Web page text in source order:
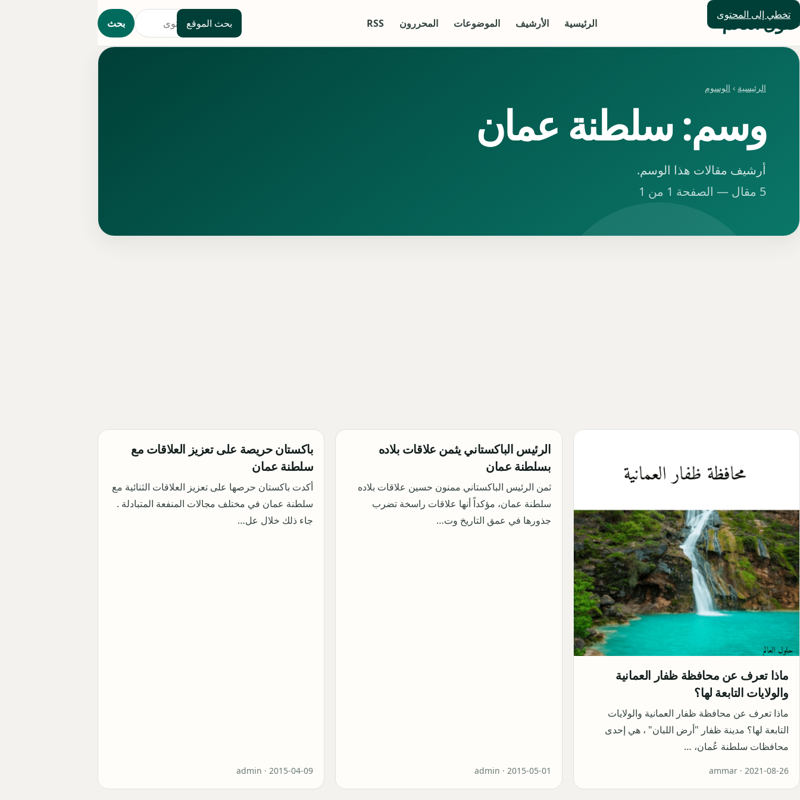
تخطي إلى المحتوى
حلول العالم الرئيسية الأرشيف الموضوعات المحررون RSS بحث الموقع بحث
الرئيسية › الوسوم
وسم: سلطنة عمان
أرشيف مقالات هذا الوسم.
5 مقال — الصفحة 1 من 1
ماذا تعرف عن محافظة ظفار العمانية
والولايات التابعة لها؟
ماذا تعرف عن محافظة ظفار العمانية والولايات
التابعة لها؟ مدينة ظفار "أرض اللبان" ، هي إحدى
محافظات سلطنة عُمان، …
ammar · 2021-08-26
الرئيس الباكستاني يثمن علاقات بلاده
بسلطنة عمان
ثمن الرئيس الباكستاني ممنون حسين علاقات بلاده
سلطنة عمان، مؤكداً أنها علاقات راسخة تضرب
جذورها في عمق التاريخ وت…
admin · 2015-05-01
باكستان حريصة على تعزيز العلاقات مع
سلطنة عمان
أكدت باكستان حرصها على تعزيز العلاقات الثنائية مع
سلطنة عمان في مختلف مجالات المنفعة المتبادلة .
جاء ذلك خلال عل…
admin · 2015-04-09